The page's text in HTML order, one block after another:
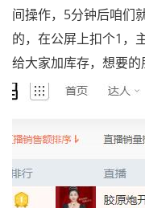
间操作，5分钟后咱们
的，在公屏上扣个1，
给大家加库存，想要的